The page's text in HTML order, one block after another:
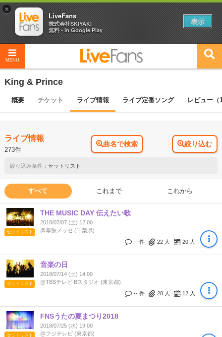
MENU
King & Prince
概要 チケット ライブ情報 ライブ定番ソング レビュー（
ライブ情報
273件
曲名で検索 絞り込む
セットリスト
すべて これまで これから
セットリスト
THE MUSIC DAY 伝えたい歌
2018/07/07 (土) 12:00
@幕張メッセ (千葉県)
-- 件
22 人 20 人
セットリスト
音楽の日
2018/07/14 (土) 14:00
@TBSテレビ Bスタジオ (東京都)
-- 件
28 人 12 人
セットリスト
FNSうたの夏まつり2018
2018/07/25 (水) 19:00
@フジテレビ (東京都)
×
LiveFans
株式会社SKIYAKI
無料 - In Google Play
表示